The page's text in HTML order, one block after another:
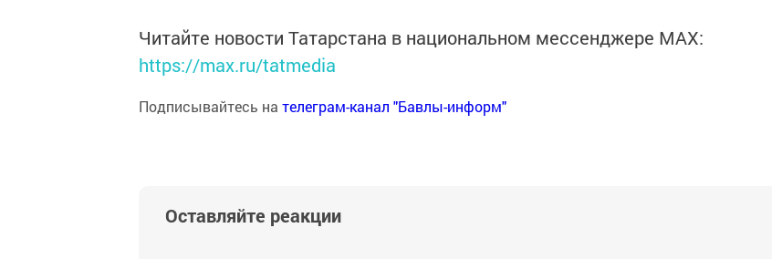
Читайте новости Татарстана в национальном мессенджере MАХ:
https://max.ru/tatmedia
Подписывайтесь на телеграм-канал "Бавлы-информ"
Оставляйте реакции